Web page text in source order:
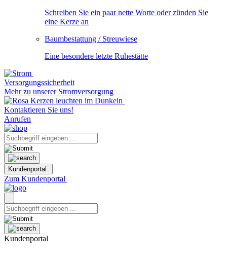
Schreiben Sie ein paar nette Worte oder zünden Sie
eine Kerze an
Baumbestattung / Streuwiese
Eine besondere letzte Ruhestätte
Versorgungssicherheit
Mehr zu unserer Stromversorgung
Kontaktieren Sie uns!
Anrufen
Kundenportal
Zum Kundenportal
Kundenportal